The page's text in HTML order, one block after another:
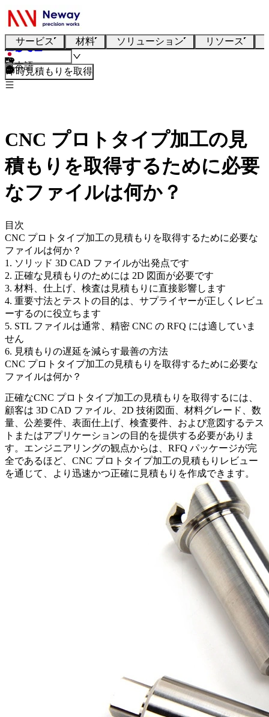
サービス 材料 ソリューション リソース
日本語
即時見積もりを取得
CNC プロトタイプ加工の見
積もりを取得するために必要
なファイルは何か？
目次
CNC プロトタイプ加工の見積もりを取得するために必要な
ファイルは何か？
1. ソリッド 3D CAD ファイルが出発点です
2. 正確な見積もりのためには 2D 図面が必要です
3. 材料、仕上げ、検査は見積もりに直接影響します
4. 重要寸法とテストの目的は、サプライヤーが正しくレビュ
ーするのに役立ちます
5. STL ファイルは通常、精密 CNC の RFQ には適していま
せん
6. 見積もりの遅延を減らす最善の方法
CNC プロトタイプ加工の見積もりを取得するために必要な
ファイルは何か？
正確なCNC プロトタイプ加工の見積もり を取得するには、
顧客は 3D CAD ファイル、2D 技術図面、材料グレード、数
量、公差要件、表面仕上げ、検査要件、および意図するテス
トまたはアプリケーションの目的を提供する必要がありま
す。エンジニアリングの観点からは、RFQ パッケージが完
全であるほど、 CNC プロトタイプ加工の見積もり レビュー
を通じて、より迅速かつ正確に見積もりを作成できます。